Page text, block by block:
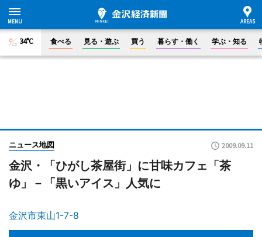
34°C 食べる 見る・遊ぶ 買う 暮らす・働く 学ぶ・知る
ニュース地図 2009.09.11
金沢・「ひがし茶屋街」に甘味カフェ「茶
ゆ」－「黒いアイス」人気に
金沢市東山1-7-8